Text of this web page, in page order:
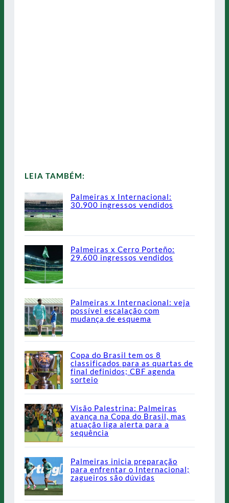
LEIA TAMBÉM:
Palmeiras x Internacional:
30.900 ingressos vendidos
Palmeiras x Cerro Porteño:
29.600 ingressos vendidos
Palmeiras x Internacional: veja
possível escalação com
mudança de esquema
Copa do Brasil tem os 8
classificados para as quartas de
final definidos; CBF agenda
sorteio
Visão Palestrina: Palmeiras
avança na Copa do Brasil, mas
atuação liga alerta para a
sequência
Palmeiras inicia preparação
para enfrentar o Internacional;
zagueiros são dúvidas